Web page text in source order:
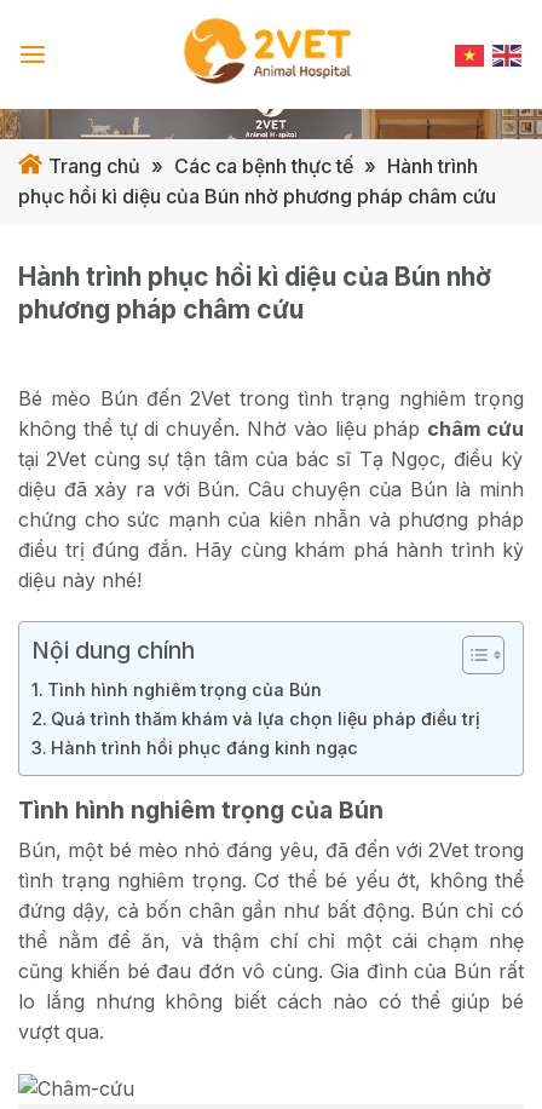
Trang chủ » Các ca bệnh thực tế » Hành trình
phục hồi kì diệu của Bún nhờ phương pháp châm cứu
Hành trình phục hồi kì diệu của Bún nhờ
phương pháp châm cứu
Bé mèo Bún đến 2Vet trong tình trạng nghiêm trọng
không thể tự di chuyển. Nhờ vào liệu pháp châm cứu
tại 2Vet cùng sự tận tâm của bác sĩ Tạ Ngọc, điều kỳ
diệu đã xảy ra với Bún. Câu chuyện của Bún là minh
chứng cho sức mạnh của kiên nhẫn và phương pháp
điều trị đúng đắn. Hãy cùng khám phá hành trình kỳ
diệu này nhé!
Nội dung chính
Tình hình nghiêm trọng của Bún
Quá trình thăm khám và lựa chọn liệu pháp điều trị
Hành trình hồi phục đáng kinh ngạc
Tình hình nghiêm trọng của Bún
Bún, một bé mèo nhỏ đáng yêu, đã đến với 2Vet trong
tình trạng nghiêm trọng. Cơ thể bé yếu ớt, không thể
đứng dậy, cả bốn chân gần như bất động. Bún chỉ có
thể nằm để ăn, và thậm chí chỉ một cái chạm nhẹ
cũng khiến bé đau đớn vô cùng. Gia đình của Bún rất
lo lắng nhưng không biết cách nào có thể giúp bé
vượt qua.